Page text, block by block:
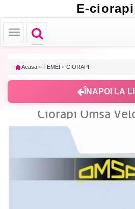
E-
Toggle
navigation
Toggle
navigation
Acasa » FEMEI » CIORAPI
ÎNAPOI LA
Ciorapi Omsa